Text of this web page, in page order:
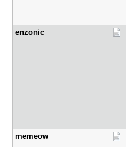
enzonic
memeow